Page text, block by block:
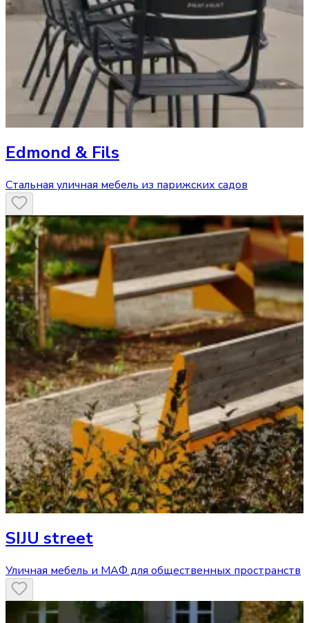
Edmond & Fils
Стальная уличная мебель из парижских садов
SIJU street
Уличная мебель и МАФ для общественных пространств